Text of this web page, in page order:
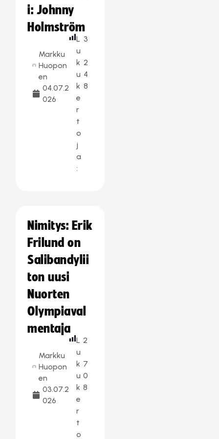
i: Johnny
Holmström
Markku
Huopon
en
04.07.2
026
L
u
k
u
k
e
r
t
o
j
a
:
3
2
4
8
Nimitys: Erik
Frilund on
Salibandylii
ton uusi
Nuorten
Olympiaval
mentaja
Markku
Huopon
en
03.07.2
026
L
u
k
u
k
e
r
t
o
2
7
0
8